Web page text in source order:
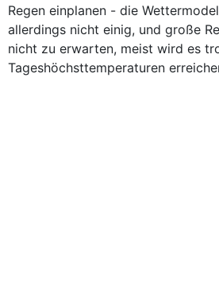
Regen einplanen - die
allerdings nicht einig, und große
nicht zu erwarten, meist wird es
Tageshöchsttemperaturen